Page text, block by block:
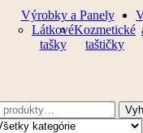
Výrobky a Panely
Látkové
tašky
Kozmetické
taštičky